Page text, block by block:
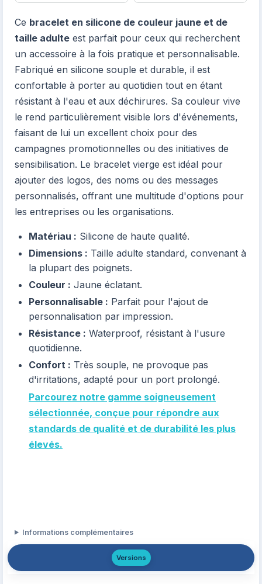
Ce bracelet en silicone de couleur jaune et de
taille adulte est parfait pour ceux qui recherchent
un accessoire à la fois pratique et personnalisable.
Fabriqué en silicone souple et durable, il est
confortable à porter au quotidien tout en étant
résistant à l'eau et aux déchirures. Sa couleur vive
le rend particulièrement visible lors d'événements,
faisant de lui un excellent choix pour des
campagnes promotionnelles ou des initiatives de
sensibilisation. Le bracelet vierge est idéal pour
ajouter des logos, des noms ou des messages
personnalisés, offrant une multitude d'options pour
les entreprises ou les organisations.
Matériau : Silicone de haute qualité.
Dimensions : Taille adulte standard, convenant à
la plupart des poignets.
Couleur : Jaune éclatant.
Personnalisable : Parfait pour l'ajout de
personnalisation par impression.
Résistance : Waterproof, résistant à l'usure
quotidienne.
Confort : Très souple, ne provoque pas
d'irritations, adapté pour un port prolongé.
Parcourez notre gamme soigneusement
sélectionnée, conçue pour répondre aux
standards de qualité et de durabilité les plus
élevés.
Informations complémentaires
Versions